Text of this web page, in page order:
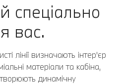
спеціально
вас.
лінії визначають інтер'єр
матеріали та кабіна,
динамічну